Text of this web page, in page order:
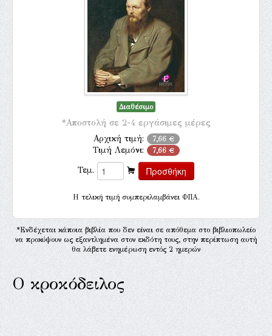
Διαθέσιμο
*Αποστολή σε 2-4 εργάσιμες μέρες
Αρχική τιμή: 7,66 €
Τιμή Λεμόνι: 7,66 €
Τεμ.
H τελική τιμή συμπεριλαμβάνει ΦΠΑ.
*Ενδέχεται κάποια βιβλία που δεν είναι σε απόθεμα στο βιβλιοπωλείο
να προκύψουν ως εξαντλημένα στον εκδότη τους, στην περίπτωση αυτή
θα λάβετε ενημέρωση εντός 2 ημερών
Ο κροκόδειλος